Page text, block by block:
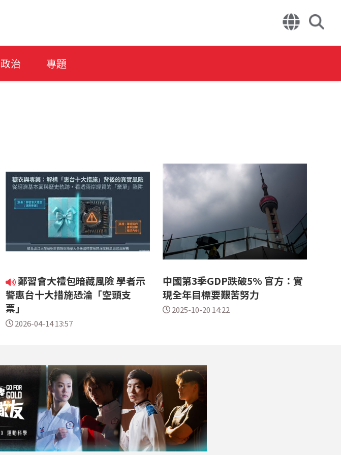
政治 專題
鄭習會大禮包暗藏風險 學者示
警惠台十大措施恐淪「空頭支
票」
2026-04-14 13:57
中國第3季GDP跌破5% 官方：實
現全年目標要艱苦努力
2025-10-20 14:22